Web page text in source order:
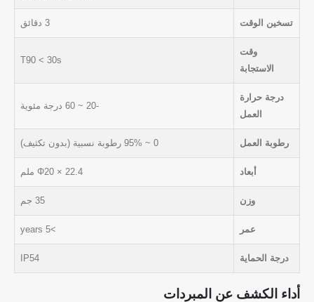
تسخين الوقت 3 دقائق
وقت
الاستجابة
T90 < 30s
درجة حرارة
العمل
-20 ~ 60 درجة مئوية
رطوبة العمل 0 ~ 95% رطوبة نسبية (بدون تكثيف)
أبعاد Φ20 × 22.4 ملم
وزن 35 جم
عمر >5 years
درجة الحماية IP54
أداء الكشف عن المبردات